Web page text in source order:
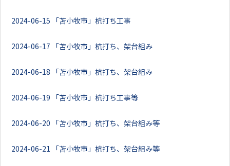
2024-06-15 「苫小牧市」杭打ち工事
2024-06-17 「苫小牧市」杭打ち、架台組み
2024-06-18 「苫小牧市」杭打ち、架台組み
2024-06-19 「苫小牧市」杭打ち工事等
2024-06-20 「苫小牧市」杭打ち、架台組み等
2024-06-21 「苫小牧市」杭打ち、架台組み等